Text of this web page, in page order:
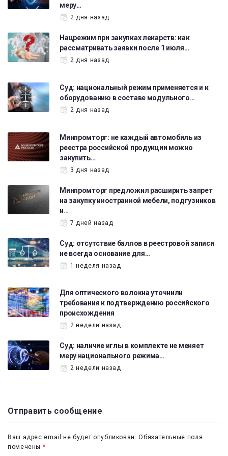
меру…
2 дня назад
Нацрежим при закупках лекарств: как
рассматривать заявки после 1 июля…
2 дня назад
Суд: национальный режим применяется и к
оборудованию в составе модульного…
2 дня назад
Минпромторг: не каждый автомобиль из
реестра российской продукции можно
закупить…
3 дня назад
Минпромторг предложил расширить запрет
на закупку иностранной мебели, подгузников
и…
7 дней назад
Суд: отсутствие баллов в реестровой записи
не всегда основание для…
1 неделя назад
Для оптического волокна уточнили
требования к подтверждению российского
происхождения
2 недели назад
Суд: наличие иглы в комплекте не меняет
меру национального режима…
2 недели назад
Отправить сообщение
Ваш адрес email не будет опубликован. Обязательные поля
помечены *